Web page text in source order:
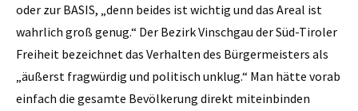
oder zur BASIS, „denn beides ist wichtig und das Areal ist
wahrlich groß genug.“ Der Bezirk Vinschgau der Süd-Tiroler
Freiheit bezeichnet das Verhalten des Bürgermeisters als
„äußerst fragwürdig und politisch unklug.“ Man hätte vorab
einfach die gesamte Bevölkerung direkt miteinbinden